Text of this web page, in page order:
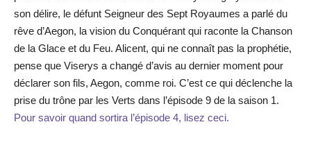
son délire, le défunt Seigneur des Sept Royaumes a parlé du
rêve d’Aegon, la vision du Conquérant qui raconte la Chanson
de la Glace et du Feu. Alicent, qui ne connaît pas la prophétie,
pense que Viserys a changé d’avis au dernier moment pour
déclarer son fils, Aegon, comme roi. C’est ce qui déclenche la
prise du trône par les Verts dans l’épisode 9 de la saison 1.
Pour savoir quand sortira l’épisode 4, lisez ceci.